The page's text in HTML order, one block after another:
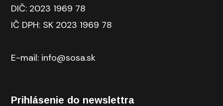
DIČ: 2023 1969 78
IČ DPH: SK 2023 1969 78
E-mail: info@sosa.sk
Prihlásenie do newslettra